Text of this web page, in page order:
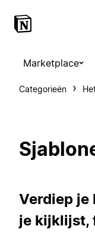
Marketplace
Categorieën
Verdiep
je kijklijst,